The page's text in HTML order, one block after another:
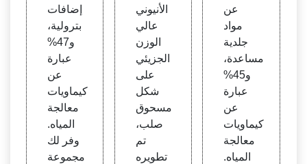
إضافات
بترولية،
و47%
عبارة
عن
كيماويات
معالجة
المياه.
وفر لك
مجموعة
الأنيوني
عالي
الوزن
الجزيئي
على
شكل
مسحوق
صلب،
تم
تطويره
عن
مواد
جلدية
مساعدة،
و45%
عبارة
عن
كيماويات
معالجة
المياه.